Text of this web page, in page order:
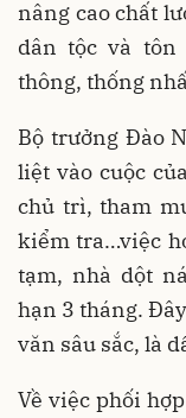
nâng cao chất
dân tộc và tôn
thông, thống
Bộ trưởng Đào
liệt vào cuộc
chủ trì, tham
kiểm tra…việc
tạm, nhà dột
hạn 3 tháng.
văn sâu sắc, là
Về việc phối